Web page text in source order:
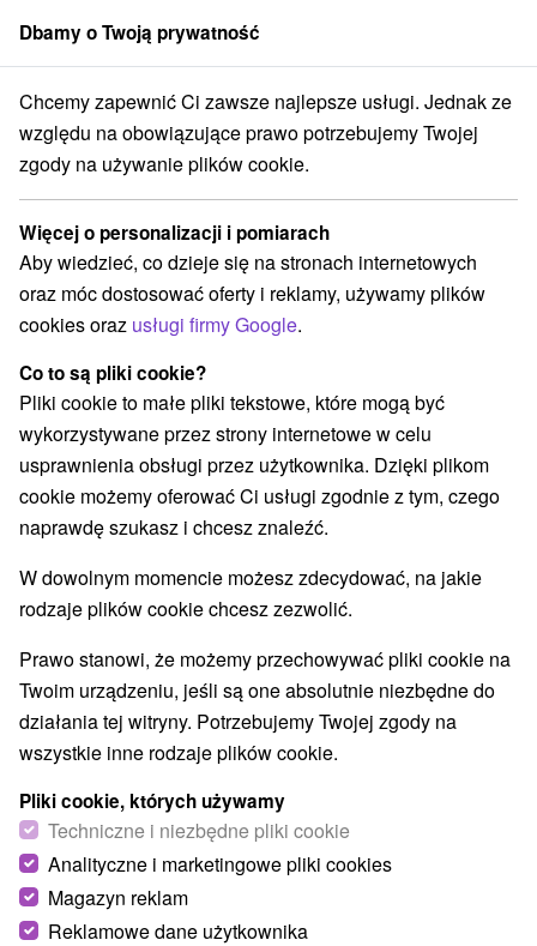
członek grupySorger
Trenčiansky kraj Stará Myjava Chata Adam Stará Myjava
Chata Adam Stará Myjava
Stará Myjava
REZERWACJA I WYBÓR OFERTY
Skontaktuj się bezpośrednio z właścicielem.
Przejdź do lokalizacji
O URZĄDZENIA SPRZĘT
Dbamy o Twoją prywatność
Chcemy zapewnić Ci zawsze najlepsze usługi. Jednak ze
względu na obowiązujące prawo potrzebujemy Twojej
zgody na używanie plików cookie.
Więcej o personalizacji i pomiarach
Aby wiedzieć, co dzieje się na stronach internetowych
oraz móc dostosować oferty i reklamy, używamy plików
cookies oraz usługi firmy Google.
Co to są pliki cookie?
Pliki cookie to małe pliki tekstowe, które mogą być
wykorzystywane przez strony internetowe w celu
usprawnienia obsługi przez użytkownika. Dzięki plikom
cookie możemy oferować Ci usługi zgodnie z tym, czego
naprawdę szukasz i chcesz znaleźć.
W dowolnym momencie możesz zdecydować, na jakie
rodzaje plików cookie chcesz zezwolić.
Prawo stanowi, że możemy przechowywać pliki cookie na
Twoim urządzeniu, jeśli są one absolutnie niezbędne do
działania tej witryny. Potrzebujemy Twojej zgody na
wszystkie inne rodzaje plików cookie.
Pliki cookie, których używamy
Techniczne i niezbędne pliki cookie
Analityczne i marketingowe pliki cookies
Magazyn reklam
Reklamowe dane użytkownika